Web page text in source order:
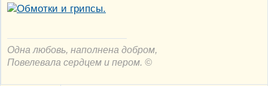
Одна любовь, наполнена добром,
Повелевала сердцем и пером. ©